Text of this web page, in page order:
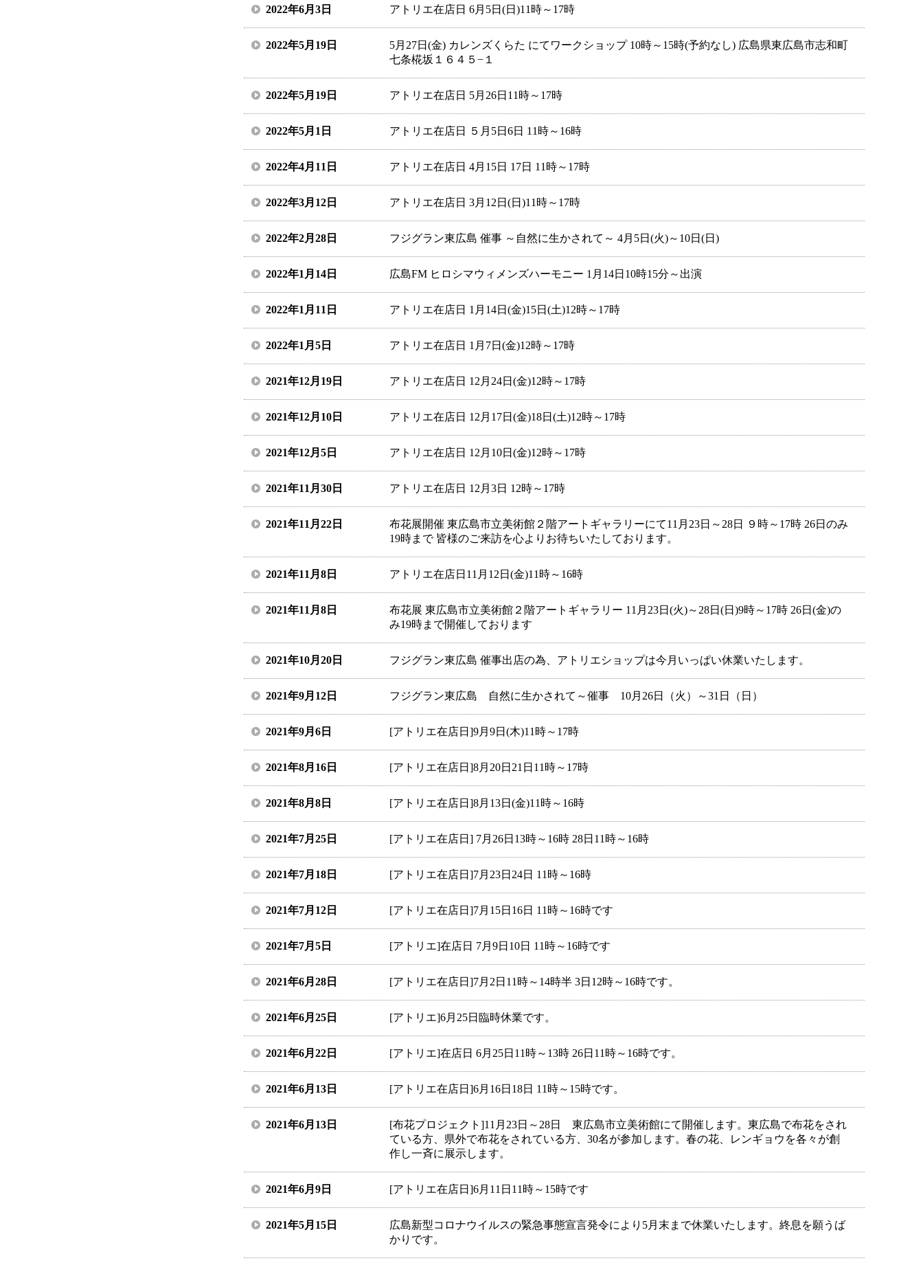
2022年6月3日 アトリエ在店日 6月5日(日)11時～17時
2022年5月19日
5月27日(金) カレンズくらた にてワークショップ 10時～15時(予約なし) 広島県東広島市志和町
七条椛坂１６４５−１
2022年5月19日 アトリエ在店日 5月26日11時～17時
2022年5月1日 アトリエ在店日 ５月5日6日 11時～16時
2022年4月11日 アトリエ在店日 4月15日 17日 11時～17時
2022年3月12日 アトリエ在店日 3月12日(日)11時～17時
2022年2月28日 フジグラン東広島 催事 ～自然に生かされて～ 4月5日(火)～10日(日)
2022年1月14日 広島FM ヒロシマウィメンズハーモニー 1月14日10時15分～出演
2022年1月11日 アトリエ在店日 1月14日(金)15日(土)12時～17時
2022年1月5日 アトリエ在店日 1月7日(金)12時～17時
2021年12月19日 アトリエ在店日 12月24日(金)12時～17時
2021年12月10日 アトリエ在店日 12月17日(金)18日(土)12時～17時
2021年12月5日 アトリエ在店日 12月10日(金)12時～17時
2021年11月30日 アトリエ在店日 12月3日 12時～17時
2021年11月22日
布花展開催 東広島市立美術館２階アートギャラリーにて11月23日～28日 ９時～17時 26日のみ
19時まで 皆様のご来訪を心よりお待ちいたしております。
2021年11月8日 アトリエ在店日11月12日(金)11時～16時
2021年11月8日
布花展 東広島市立美術館２階アートギャラリー 11月23日(火)～28日(日)9時～17時 26日(金)の
み19時まで開催しております
2021年10月20日 フジグラン東広島 催事出店の為、アトリエショップは今月いっぱい休業いたします。
2021年9月12日 フジグラン東広島 自然に生かされて～催事 10月26日（火）～31日（日）
2021年9月6日 [アトリエ在店日]9月9日(木)11時～17時
2021年8月16日 [アトリエ在店日]8月20日21日11時～17時
2021年8月8日 [アトリエ在店日]8月13日(金)11時～16時
2021年7月25日 [アトリエ在店日] 7月26日13時～16時 28日11時～16時
2021年7月18日 [アトリエ在店日]7月23日24日 11時～16時
2021年7月12日 [アトリエ在店日]7月15日16日 11時～16時です
2021年7月5日 [アトリエ]在店日 7月9日10日 11時～16時です
2021年6月28日 [アトリエ在店日]7月2日11時～14時半 3日12時～16時です。
2021年6月25日 [アトリエ]6月25日臨時休業です。
2021年6月22日 [アトリエ]在店日 6月25日11時～13時 26日11時～16時です。
2021年6月13日 [アトリエ在店日]6月16日18日 11時～15時です。
2021年6月13日
[布花プロジェクト]11月23日～28日 東広島市立美術館にて開催します。東広島で布花をされ
ている方、県外で布花をされている方、30名が参加します。春の花、レンギョウを各々が創
作し一斉に展示します。
2021年6月9日 [アトリエ在店日]6月11日11時～15時です
2021年5月15日
広島新型コロナウイルスの緊急事態宣言発令により5月末まで休業いたします。終息を願うば
かりです。